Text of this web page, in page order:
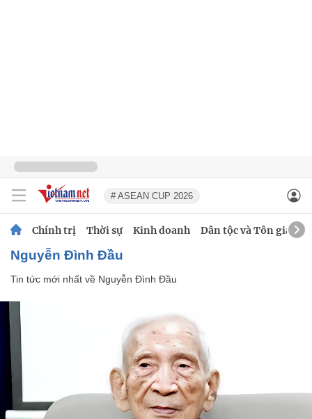
# ASEAN CUP 2026
Chính trị Thời sự Kinh doanh Dân tộc và Tôn giáo
Nguyễn Đình Đầu
Tin tức mới nhất về Nguyễn Đình Đầu